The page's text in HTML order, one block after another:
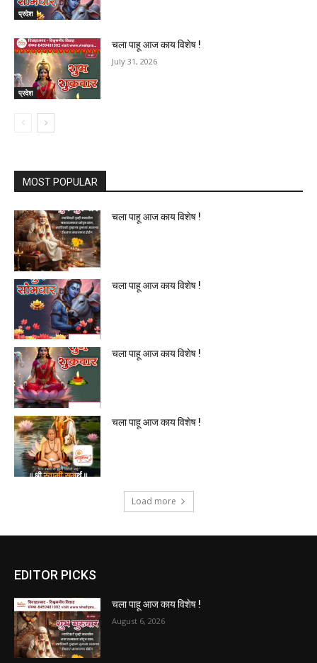
प्रदेश
प्रदेश
चला पाहू आज काय विशेष !
July 31, 2026
MOST POPULAR
चला पाहू आज काय विशेष !
चला पाहू आज काय विशेष !
चला पाहू आज काय विशेष !
चला पाहू आज काय विशेष !
Load more
EDITOR PICKS
चला पाहू आज काय विशेष !
August 6, 2026